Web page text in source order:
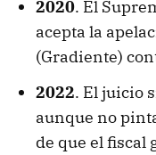
2020. El
acepta la
(Gradiente)
2022. El juicio
aunque no
de que el fiscal